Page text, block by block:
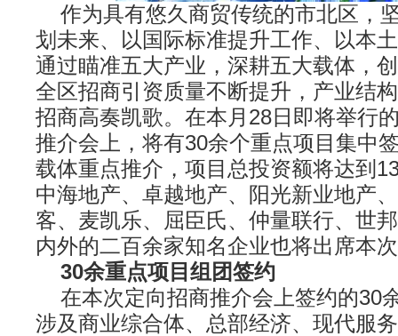
作为具有悠久商贸传统的市北区，
划未来、以国际标准提升工作、以本
通过瞄准五大产业，深耕五大载体，
全区招商引资质量不断提升，产业结
招商高奏凯歌。在本月28日即将举行
推介会上，将有30余个重点项目集中
载体重点推介，项目总投资额将达到
中海地产、卓越地产、阳光新业地产
客、麦凯乐、屈臣氏、仲量联行、世
内外的二百余家知名企业也将出席本
30余重点项目组团签约
在本次定向招商推介会上签约的30
涉及商业综合体、总部经济、现代服